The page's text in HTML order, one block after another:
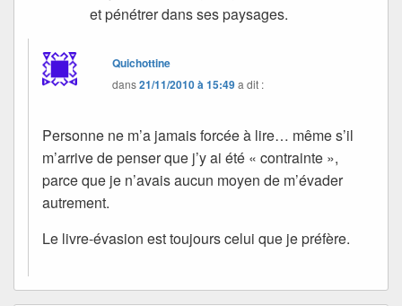
et pénétrer dans ses paysages.
Quichottine
dans21/11/2010 à 15:49a dit :
Personne ne m’a jamais forcée à lire… même s’il
m’arrive de penser que j’y ai été « contrainte »,
parce que je n’avais aucun moyen de m’évader
autrement.
Le livre-évasion est toujours celui que je préfère.